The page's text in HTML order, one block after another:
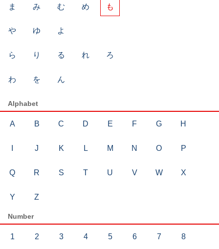
ま み む め も
や ゆ よ
ら り る れ ろ
わ を ん
Alphabet
A B C D E F G H
J K L M N O P
Q R S T U V W X
Y Z
Number
1 2 3 4 5 6 7 8